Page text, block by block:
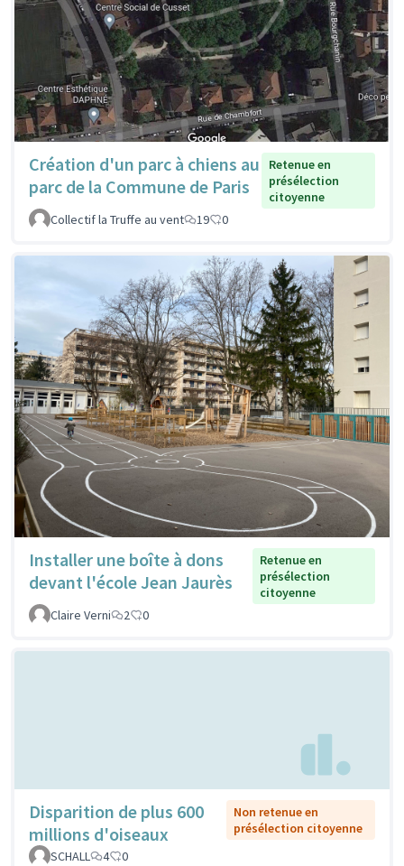
Création d'un parc à chiens au
parc de la Commune de Paris
Retenue en
présélection
citoyenne
Collectif la Truffe au vent
19 0
Installer une boîte à dons
devant l'école Jean Jaurès
Retenue en
présélection
citoyenne
Claire Verni
2 0
Disparition de plus 600
millions d'oiseaux
Non retenue en
présélection citoyenne
SCHALL
4 0